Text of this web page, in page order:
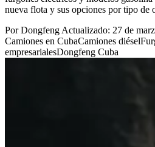
nueva flota y sus opciones por tipo de
Por Dongfeng Actualizado: 27 de
Camiones en CubaCamiones diésel
empresarialesDongfeng Cuba